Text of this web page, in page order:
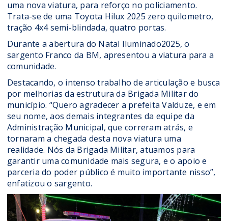
uma nova viatura, para reforço no policiamento.
Trata-se de uma Toyota Hilux 2025 zero quilometro,
tração 4x4 semi-blindada, quatro portas.
Durante a abertura do Natal Iluminado2025, o
sargento Franco da BM, apresentou a viatura para a
comunidade.
Destacando, o intenso trabalho de articulação e busca
por melhorias da estrutura da Brigada Militar do
município. “Quero agradecer a prefeita Valduze, e em
seu nome, aos demais integrantes da equipe da
Administração Municipal, que correram atrás, e
tornaram a chegada desta nova viatura uma
realidade. Nós da Brigada Militar, atuamos para
garantir uma comunidade mais segura, e o apoio e
parceria do poder público é muito importante nisso”,
enfatizou o sargento.